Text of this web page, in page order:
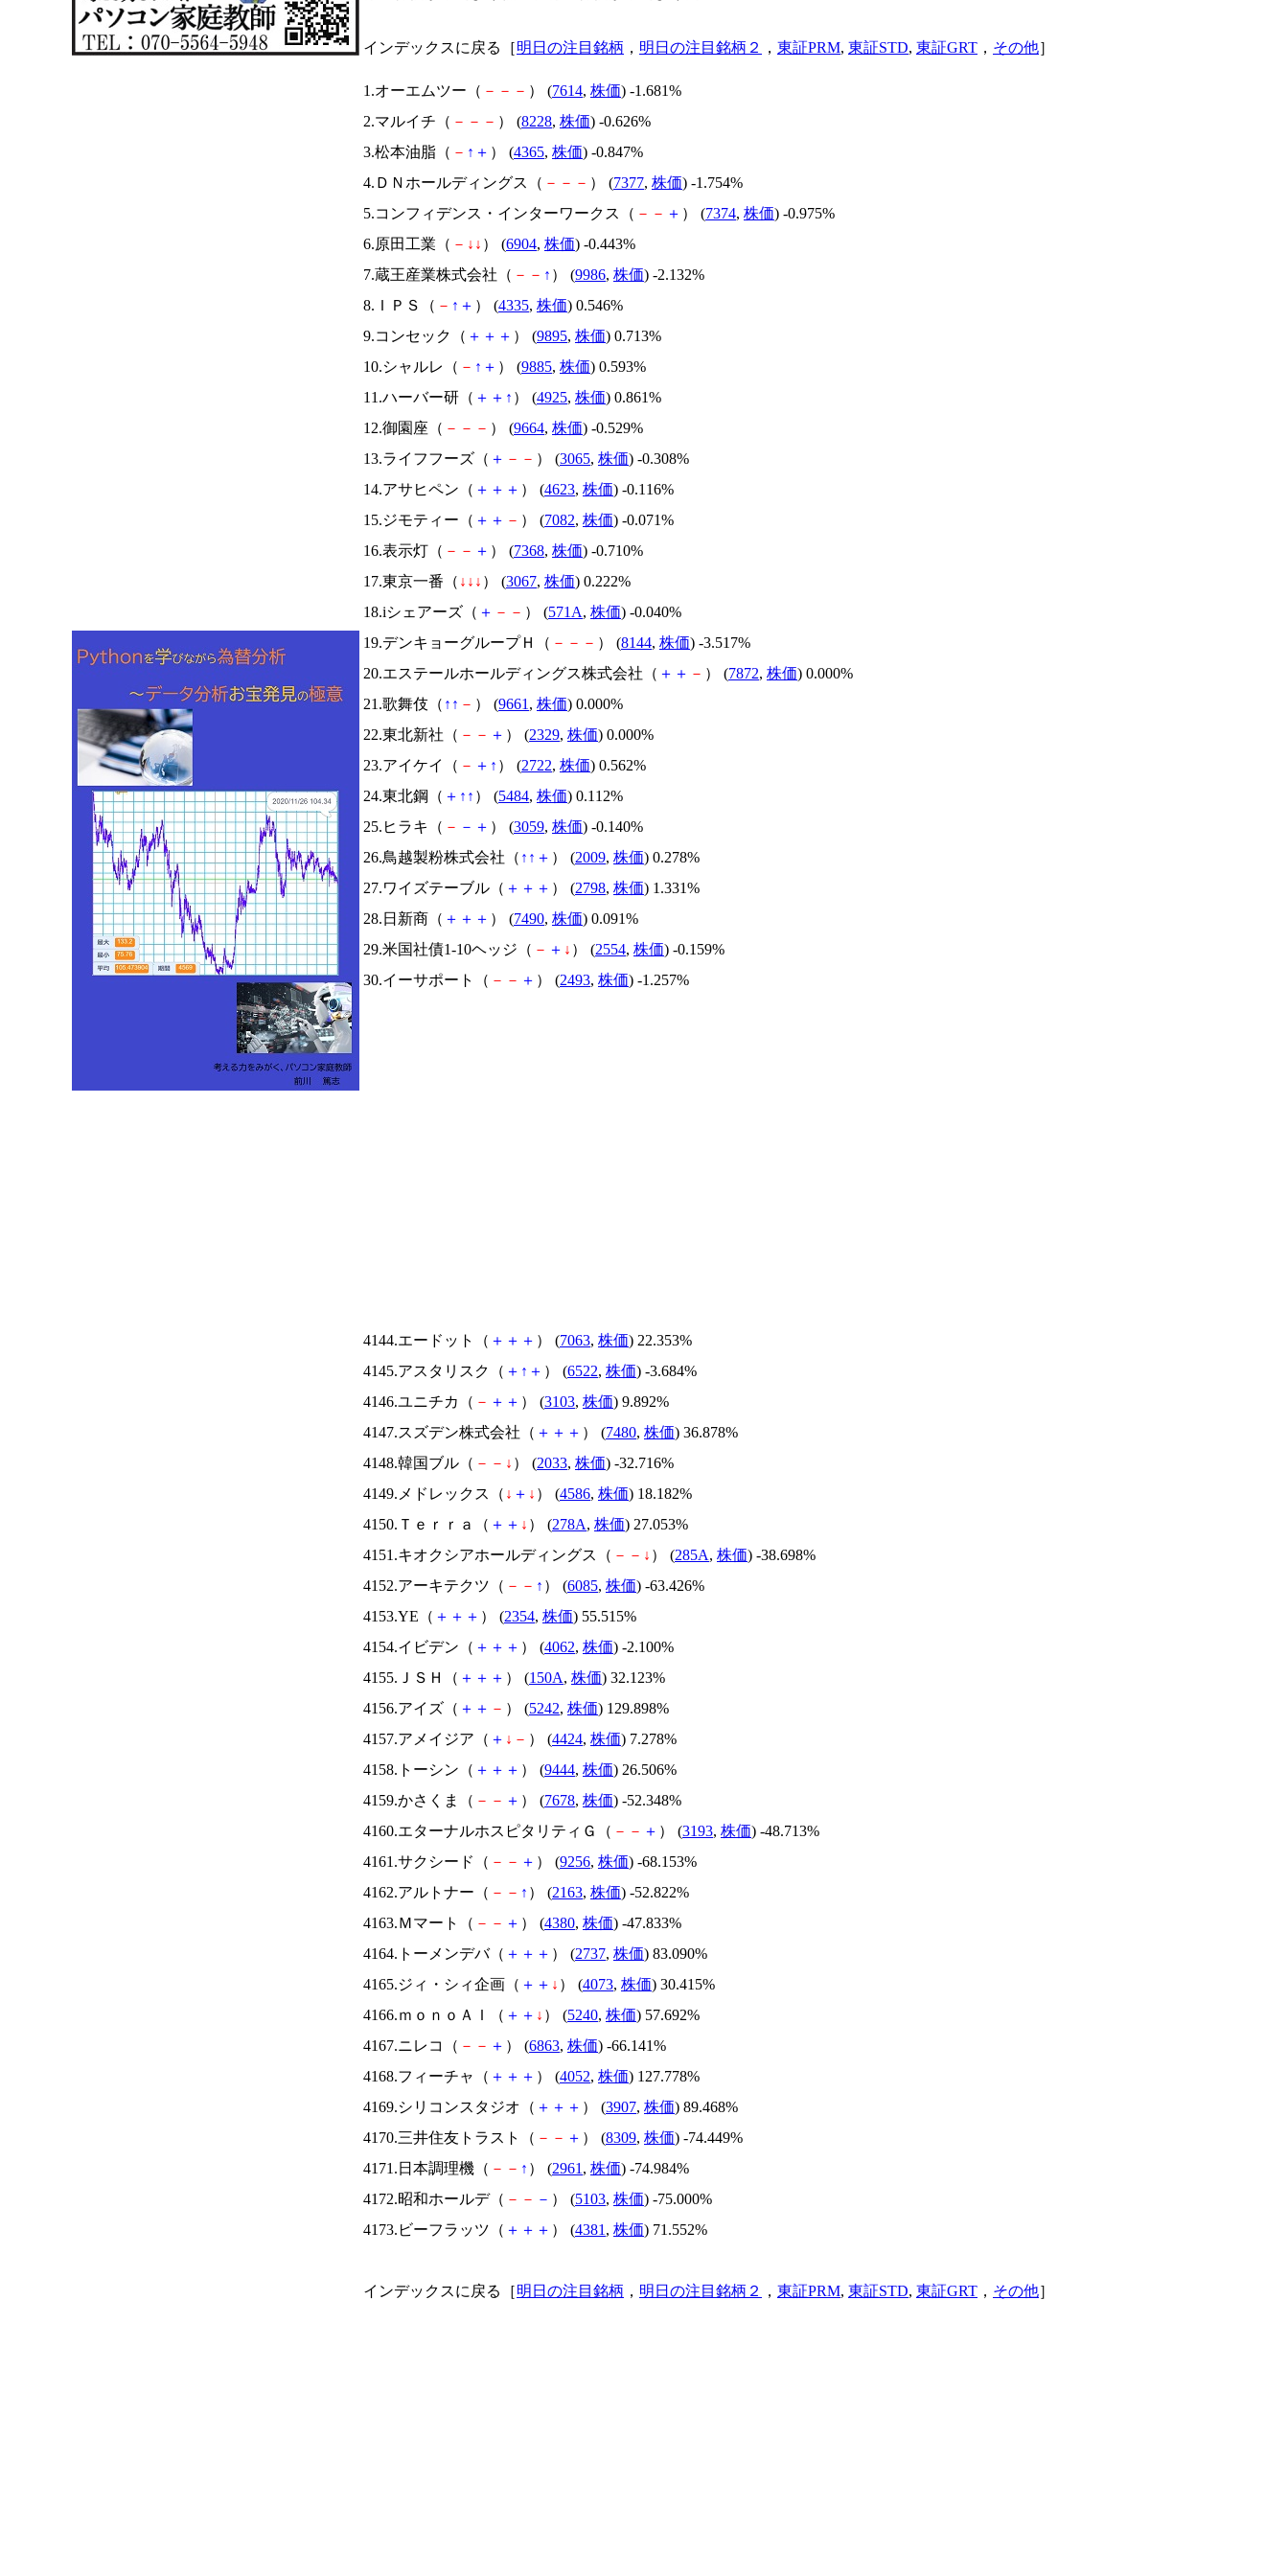
インデックスに戻る［明日の注目銘柄 ， 明日の注目銘柄２ ， 東証PRM, 東証STD, 東証GRT ， その他］
1.オーエムツー（ － － － ） (7614, 株価) -1.681%
2.マルイチ（ － － － ） (8228, 株価) -0.626%
3.松本油脂（ － ↑ ＋ ） (4365, 株価) -0.847%
4.ＤＮホールディングス（ － － － ） (7377, 株価) -1.754%
5.コンフィデンス・インターワークス（ － － ＋ ） (7374, 株価) -0.975%
6.原田工業（ － ↓ ↓ ） (6904, 株価) -0.443%
7.蔵王産業株式会社（ － － ↑ ） (9986, 株価) -2.132%
8.ＩＰＳ（ － ↑ ＋ ） (4335, 株価) 0.546%
9.コンセック（ ＋ ＋ ＋ ） (9895, 株価) 0.713%
10.シャルレ（ － ↑ ＋ ） (9885, 株価) 0.593%
11.ハーバー研（ ＋ ＋ ↑ ） (4925, 株価) 0.861%
12.御園座（ － － － ） (9664, 株価) -0.529%
13.ライフフーズ（ ＋ － － ） (3065, 株価) -0.308%
14.アサヒペン（ ＋ ＋ ＋ ） (4623, 株価) -0.116%
15.ジモティー（ ＋ ＋ － ） (7082, 株価) -0.071%
16.表示灯（ － － ＋ ） (7368, 株価) -0.710%
17.東京一番（ ↓ ↓ ↓ ） (3067, 株価) 0.222%
18.iシェアーズ（ ＋ － － ） (571A, 株価) -0.040%
19.デンキョーグループＨ（ － － － ） (8144, 株価) -3.517%
20.エステールホールディングス株式会社（ ＋ ＋ － ） (7872, 株価) 0.000%
21.歌舞伎（ ↑ ↑ － ） (9661 , 株価) 0.000%
22.東北新社（ － － ＋ ） (2329, 株価) 0.000%
23.アイケイ（ － ＋ ↑ ） (2722, 株価) 0.562%
24.東北鋼（ ＋ ↑ ↑ ） (5484, 株価) 0.112%
25.ヒラキ（ － － ＋ ） (3059, 株価) -0.140%
26.鳥越製粉株式会社（ ↑ ↑ ＋ ） (2009, 株価) 0.278%
27.ワイズテーブル（ ＋ ＋ ＋ ） (2798, 株価) 1.331%
28.日新商（ ＋ ＋ ＋ ） (7490, 株価) 0.091%
29.米国社債1-10ヘッジ（ － ＋ ↓ ） (2554, 株価) -0.159%
30.イーサポート（ － － ＋ ） (2493, 株価) -1.257%
4144.エードット（ ＋ ＋ ＋ ） (7063, 株価) 22.353%
4145.アスタリスク（ ＋ ↑ ＋ ） (6522, 株価) -3.684%
4146.ユニチカ（ － ＋ ＋ ） (3103, 株価) 9.892%
4147.スズデン株式会社（ ＋ ＋ ＋ ） (7480, 株価) 36.878%
4148.韓国ブル（ － － ↓ ） (2033, 株価) -32.716%
4149.メドレックス（ ↓ ＋ ↓ ） (4586, 株価) 18.182%
4150.Ｔｅｒｒａ（ ＋ ＋ ↓ ） (278A, 株価) 27.053%
4151.キオクシアホールディングス（ － － ↓ ） (285A, 株価) -38.698%
4152.アーキテクツ（ － － ↑ ） (6085, 株価) -63.426%
4153.YE（ ＋ ＋ ＋ ） (2354, 株価) 55.515%
4154.イビデン（ ＋ ＋ ＋ ） (4062, 株価) -2.100%
4155.ＪＳＨ（ ＋ ＋ ＋ ） (150A, 株価) 32.123%
4156.アイズ（ ＋ ＋ － ） (5242, 株価) 129.898%
4157.アメイジア（ ＋ ↓ － ） (4424, 株価) 7.278%
4158.トーシン（ ＋ ＋ ＋ ） (9444, 株価) 26.506%
4159.かさくま（ － － ＋ ） (7678, 株価) -52.348%
4160.エターナルホスピタリティＧ（ － － ＋ ） (3193, 株価) -48.713%
4161.サクシード（ － － ＋ ） (9256, 株価) -68.153%
4162.アルトナー（ － － ↑ ） (2163, 株価) -52.822%
4163.Ｍマート（ － － ＋ ） (4380, 株価) -47.833%
4164.トーメンデバ（ ＋ ＋ ＋ ） (2737, 株価) 83.090%
4165.ジィ・シィ企画（ ＋ ＋ ↓ ） (4073, 株価) 30.415%
4166.ｍｏｎｏＡＩ（ ＋ ＋ ↓ ） (5240, 株価) 57.692%
4167.ニレコ（ － － ＋ ） (6863, 株価) -66.141%
4168.フィーチャ（ ＋ ＋ ＋ ） (4052, 株価) 127.778%
4169.シリコンスタジオ（ ＋ ＋ ＋ ） (3907, 株価) 89.468%
4170.三井住友トラスト（ － － ＋ ） (8309, 株価) -74.449%
4171.日本調理機（ － － ↑ ） (2961 , 株価) -74.984%
4172.昭和ホールデ（ － － － ） (5103, 株価) -75.000%
4173.ビーフラッツ（ ＋ ＋ ＋ ） (4381 , 株価) 71.552%
インデックスに戻る［明日の注目銘柄 ， 明日の注目銘柄２ ， 東証PRM, 東証STD, 東証GRT ， その他］